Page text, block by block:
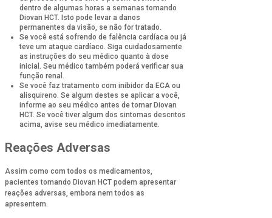
dentro de algumas horas a semanas tomando
Diovan HCT. Isto pode levar a danos
permanentes da visão, se não for tratado.
Se você está sofrendo de falência cardíaca ou já
teve um ataque cardíaco. Siga cuidadosamente
as instruções do seu médico quanto à dose
inicial. Seu médico também poderá verificar sua
função renal.
Se você faz tratamento com inibidor da ECA ou
alisquireno. Se algum destes se aplicar a você,
informe ao seu médico antes de tomar Diovan
HCT. Se você tiver algum dos sintomas descritos
acima, avise seu médico imediatamente.
Reações Adversas
Assim como com todos os medicamentos,
pacientes tomando Diovan HCT podem apresentar
reações adversas, embora nem todos as
apresentem.